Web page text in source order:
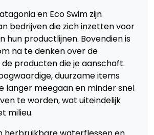
en Eco Swim zijn
bedrijven die zich inzetten voor
hun productlijnen. Bovendien is
na te denken over de
producten die je aanschaft.
duurzame items
langer meegaan en minder snel
te worden, wat uiteindelijk
milieu.